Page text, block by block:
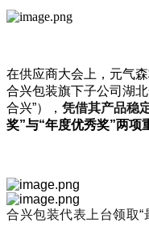
在供应商大会上，元气
合兴包装旗下子公司湖
合兴”）， 凭借其产品稳
奖”与“年度优秀奖”两项
合兴包装代表上台领取“